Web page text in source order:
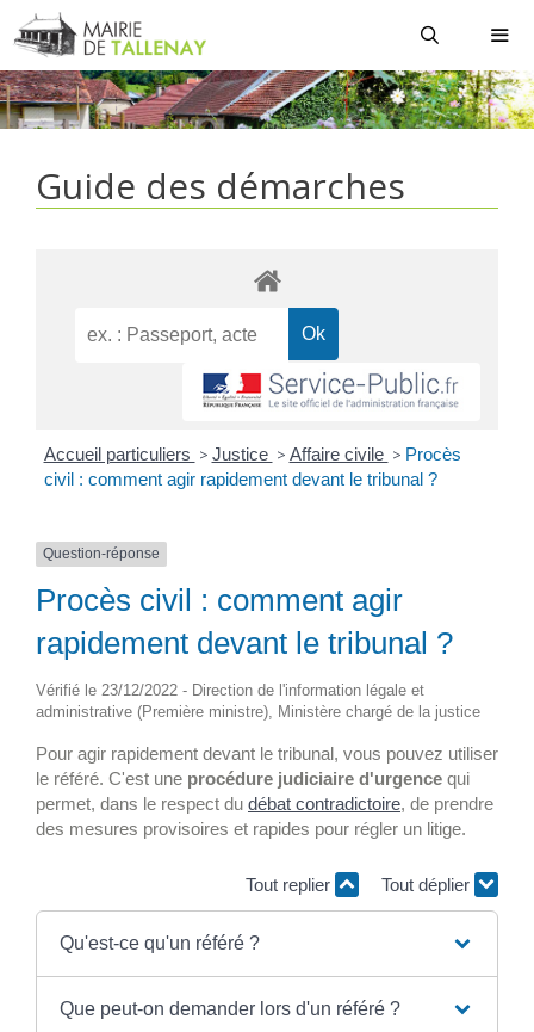
Aller
au
contenu
Guide des démarches
Accueil particuliers > Justice > Affaire civile > Procès
civil : comment agir rapidement devant le tribunal ?
Question-réponse
Procès civil : comment agir
rapidement devant le tribunal ?
Vérifié le 23/12/2022 - Direction de l'information légale et
administrative (Première ministre), Ministère chargé de la justice
Pour agir rapidement devant le tribunal, vous pouvez utiliser
le référé. C'est une procédure judiciaire d'urgence qui
permet, dans le respect du débat contradictoire, de prendre
des mesures provisoires et rapides pour régler un litige.
Tout replier Tout déplier
Qu'est-ce qu'un référé ?
Que peut-on demander lors d'un référé ?